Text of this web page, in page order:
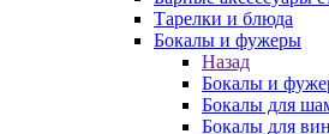
Тарелки и блюда
Бокалы и фужеры
Назад
Бокалы и
Бокалы для
Бокалы для